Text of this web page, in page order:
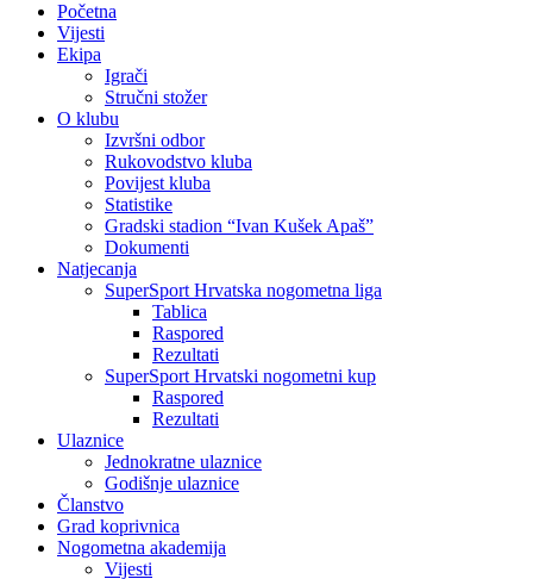
Početna
Vijesti
Ekipa
Igrači
Stručni stožer
O klubu
Izvršni odbor
Rukovodstvo kluba
Povijest kluba
Statistike
Gradski stadion “Ivan Kušek Apaš”
Dokumenti
Natjecanja
SuperSport Hrvatska nogometna liga
Tablica
Raspored
Rezultati
SuperSport Hrvatski nogometni kup
Raspored
Rezultati
Ulaznice
Jednokratne ulaznice
Godišnje ulaznice
Članstvo
Grad koprivnica
Nogometna akademija
Vijesti